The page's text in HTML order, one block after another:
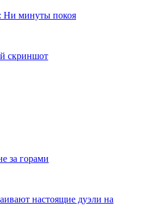
Ни минуты покоя
скриншот
за горами
настоящие дуэли на